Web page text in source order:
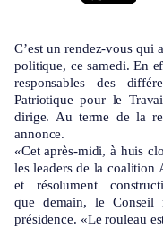
C’est un rendez-vous qui a beaucoup fait parler dans le landerneau
politique, ce samedi. En
responsables des
Patriotique pour le
dirige. Au terme de la
annonce.
«Cet après-midi, à huis
les leaders de la coalition
et résolument
que demain, le Conseil
présidence. «Le rouleau